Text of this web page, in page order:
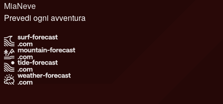
MiaNeve
Prevedi ogni avventura